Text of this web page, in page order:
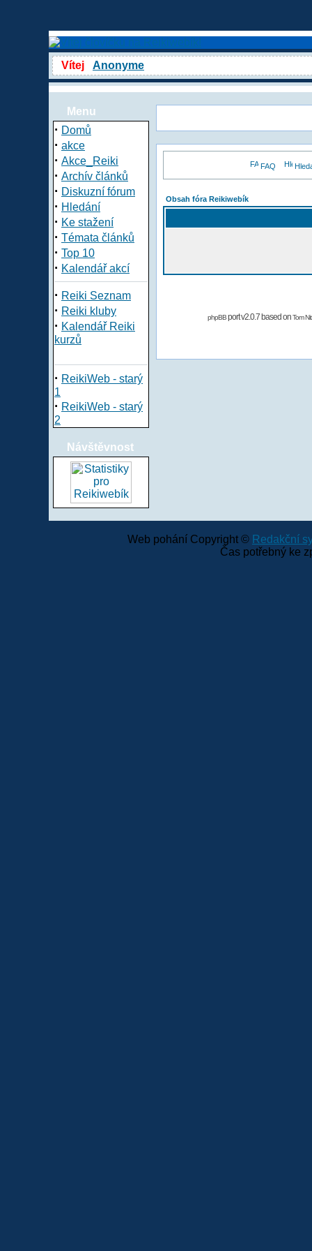
Vítej Anonyme
Menu
· Domů
· akce
· Akce_Reiki
· Archív článků
· Diskuzní fórum
· Hledání
· Ke stažení
· Témata článků
· Top 10
· Kalendář akcí
· Reiki Seznam
· Reiki kluby
· Kalendář Reiki
kurzů
· ReikiWeb - starý
1
· ReikiWeb - starý
2
Návštěvnost
FAQ
Obsah fóra Reikiwebík
phpBBport v2.0.7 based onTom
Web pohání Copyright © Redakční
Čas potřebný ke